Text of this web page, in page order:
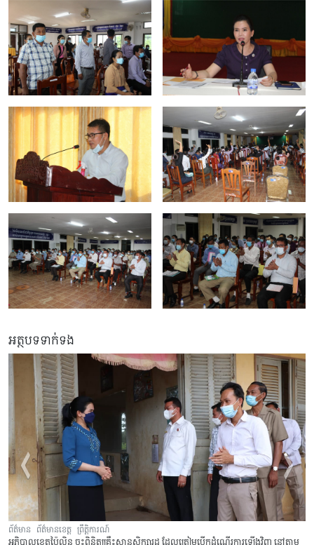
អត្ថបទទាក់ទង
ព័ត៌មាន ព័ត៌មានខេត្ត ព្រឹត្តិការណ៍
អភិបាលខេត្តប៉ៃលិន ចុះពិនិត្យគ្រឹះស្ថានសិក្សារដ្ឋ ដែលត្រៀមបើកដំណើរការឡើងវិញ នៅតាម